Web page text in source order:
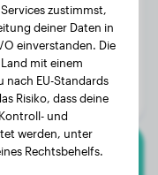
8 kg
1 Jahr, 11 Monate
Hündinn
zustimmst,
deiner Daten in
einverstanden. Die
mit einem
nach EU-Standards
Risiko, dass deine
und
werden, unter
Rechtsbehelfs.